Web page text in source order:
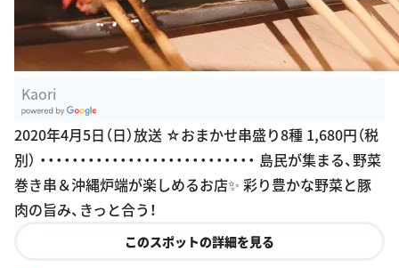
Kaori
oogle Plac
es
2020年4月5日（日）放送 ☆おまかせ串盛り8種 1,680円（税
別） ・・・・・・・・・・・・・・・・・・・・・・・・・・・ 島民が集まる、野菜
巻き串＆沖縄炉端が楽しめるお店✨ 彩り豊かな野菜と豚
肉の旨み、きっと合う！
このスポットの詳細を見る